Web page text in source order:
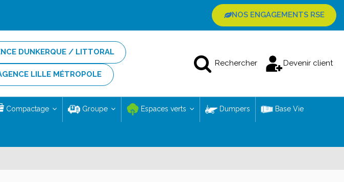
NOS ENGAGEMENTS RSE
DUNKERQUE / LITTORAL
LILLE MÉTROPOLE
Rechercher Devenir client
Compactage Groupe Espaces verts Dumpers Base Vie